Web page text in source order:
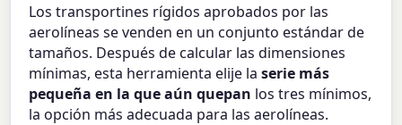
Los transportines rígidos aprobados por las
aerolíneas se venden en un conjunto estándar de
tamaños. Después de calcular las dimensiones
mínimas, esta herramienta elije laserie más
pequeña en la que aún quepan los tres mínimos,
la opción más adecuada para las aerolíneas.